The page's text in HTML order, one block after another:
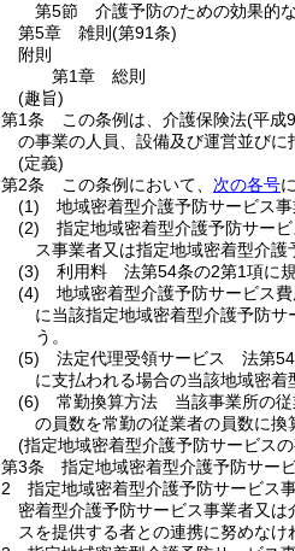
第5節
介護予防のための効果的
第5章
雑則 (第91条)
附則
第1章
総則
(趣旨)
第1条
この条例は、介護保険法(平成
の事業の人員、設備及び運営並び
(定義)
第2条
この条例において、 次の各号
(1)
地域密着型介護予防サービス
(2)
指定地域密着型介護予防サー
ス事業者又は指定地域密着型介護
(3)
利用料 法第54条の2第1項に
(4)
地域密着型介護予防サービス
に当該指定地域密着型介護予防
う。
(5)
法定代理受領サービス 法第54
に支払われる場合の当該地域密
(6)
常勤換算方法 当該事業所の従
の員数を常勤の従業者の員数に換
(指定地域密着型介護予防サービス
第3条
指定地域密着型介護予防サー
2
指定地域密着型介護予防サービス
密着型介護予防サービス事業者又
スを提供する者との連携に努めなけ